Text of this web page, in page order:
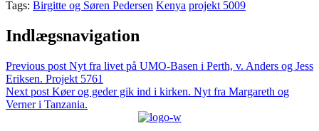
Tags: Birgitte og Søren Pedersen Kenya projekt 5009
Indlægsnavigation
Previous post Nyt fra livet på UMO-Basen i Perth, v. Anders og Jess
Eriksen. Projekt 5761
Next post Køer og geder gik ind i kirken. Nyt fra Margareth og
Verner i Tanzania.